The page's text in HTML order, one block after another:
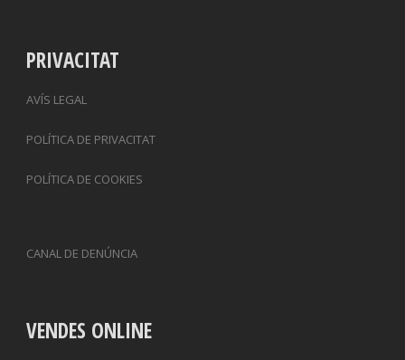
PRIVACITAT
AVÍS LEGAL
POLÍTICA DE PRIVACITAT
POLÍTICA DE COOKIES
CANAL DE DENÚNCIA
VENDES ONLINE